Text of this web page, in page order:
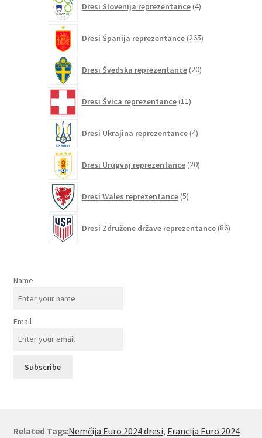
Dresi Slovenija reprezentance 4izdelki
Dresi Španija reprezentance 265izdelkov
Dresi Švedska reprezentance 20izdelkov
Dresi Švica reprezentance 11izdelkov
Dresi Ukrajina reprezentance 4izdelki
Dresi Urugvaj reprezentance 20izdelkov
Dresi Wales reprezentance 5izdelkov
Dresi Združene države reprezentance 86izdelkov
Name
Email
Related Tags:Nemčija Euro 2024 dresi, Francija Euro 2024